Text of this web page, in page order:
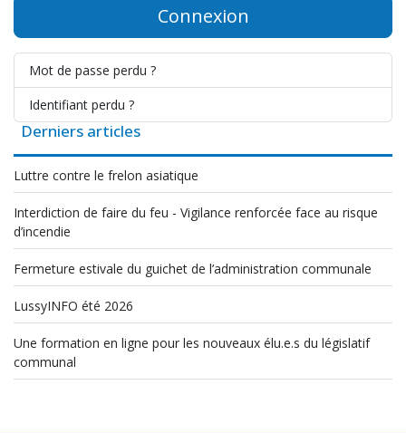
Connexion
Mot de passe perdu ?
Identifiant perdu ?
Derniers articles
Luttre contre le frelon asiatique
Interdiction de faire du feu - Vigilance renforcée face au risque
d’incendie
Fermeture estivale du guichet de l’administration communale
LussyINFO été 2026
Une formation en ligne pour les nouveaux élu.e.s du législatif
communal